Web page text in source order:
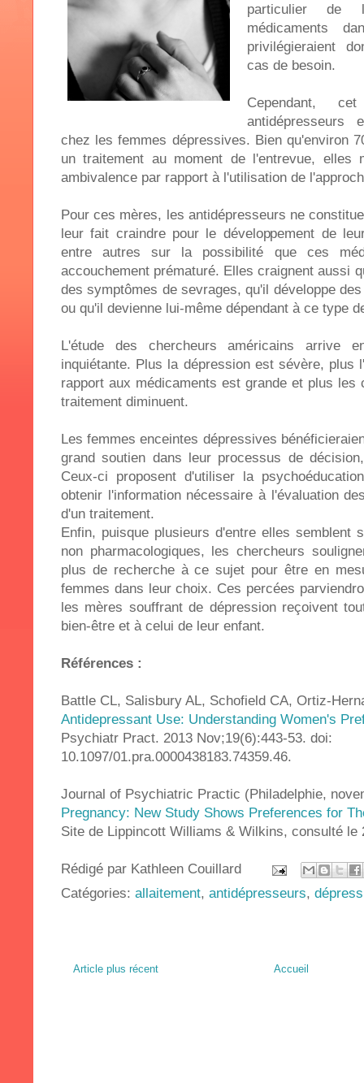
particulier de
médicaments
privilégieraient
cas de besoin.
Cependant,
antidépresseurs
chez les femmes dépressives. Bien qu'environ
un traitement au moment de l'entrevue, elles
ambivalence par rapport à l'utilisation de
Pour ces mères, les antidépresseurs ne
leur fait craindre pour le développement de
entre autres sur la possibilité que ces
accouchement prématuré. Elles craignent aussi
des symptômes de sevrages, qu'il développe
ou qu'il devienne lui-même dépendant à ce type
L'étude des chercheurs américains arrive
inquiétante. Plus la dépression est sévère, plus
rapport aux médicaments est grande et plus les
traitement diminuent.
Les femmes enceintes dépressives
grand soutien dans leur processus de
Ceux-ci proposent d'utiliser la
obtenir l'information nécessaire à l'évaluation
d'un traitement.
Enfin, puisque plusieurs d'entre elles semblent
non pharmacologiques, les chercheurs
plus de recherche à ce sujet pour être en
femmes dans leur choix. Ces percées
les mères souffrant de dépression reçoivent
bien-être et à celui de leur enfant.
Références :
Battle CL, Salisbury AL, Schofield CA, Ortiz-
Antidepressant Use: Understanding Women's
Psychiatr Pract. 2013 Nov;19(6):443-53. doi:
10.1097/01.pra.0000438183.74359.46.
Journal of Psychiatric Practic (Philadelphie,
Pregnancy: New Study Shows Preferences for
Site de Lippincott Williams & Wilkins, consulté le
Rédigé par Kathleen Couillard
Catégories: allaitement, antidépresseurs,
Article plus récent Accueil